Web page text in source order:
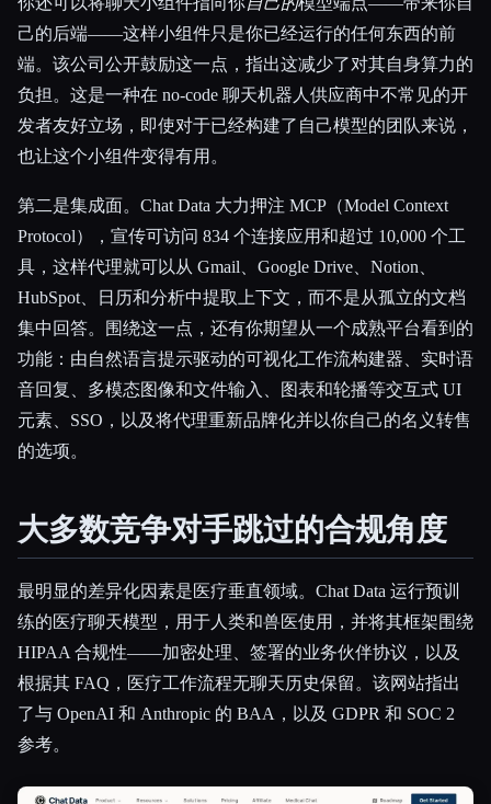
己的后端——这样小组件只是你已经运行的任何东西的前
端。该公司公开鼓励这一点，指出这减少了对其自身算力的
负担。这是一种在 no-code 聊天机器人供应商中不常见的开
发者友好立场，即使对于已经构建了自己模型的团队来说，
也让这个小组件变得有用。
第二是集成面。Chat Data 大力押注 MCP（Model Context
Protocol），宣传可访问 834 个连接应用和超过 10,000 个工
具，这样代理就可以从 Gmail、Google Drive、Notion、
HubSpot、日历和分析中提取上下文，而不是从孤立的文档
集中回答。围绕这一点，还有你期望从一个成熟平台看到的
功能：由自然语言提示驱动的可视化工作流构建器、实时语
音回复、多模态图像和文件输入、图表和轮播等交互式 UI
元素、SSO，以及将代理重新品牌化并以你自己的名义转售
的选项。
大多数竞争对手跳过的合规角度
最明显的差异化因素是医疗垂直领域。Chat Data 运行预训
练的医疗聊天模型，用于人类和兽医使用，并将其框架围绕
HIPAA 合规性——加密处理、签署的业务伙伴协议，以及
根据其 FAQ，医疗工作流程无聊天历史保留。该网站指出
了与 OpenAI 和 Anthropic 的 BAA，以及 GDPR 和 SOC 2
参考。